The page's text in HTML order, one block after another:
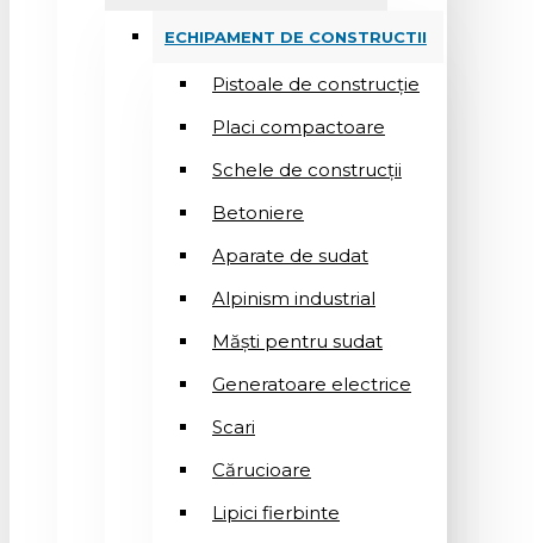
ECHIPAMENT DE CONSTRUCTII
Pistoale de construcție
Placi compactoare
Schele de construcții
Betoniere
Aparate de sudat
Alpinism industrial
Măști pentru sudat
Generatoare electrice
Scari
Cărucioare
Lipici fierbinte